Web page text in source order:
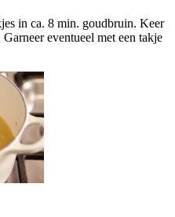
in ca. 8 min. goudbruin. Keer
eventueel met een takje